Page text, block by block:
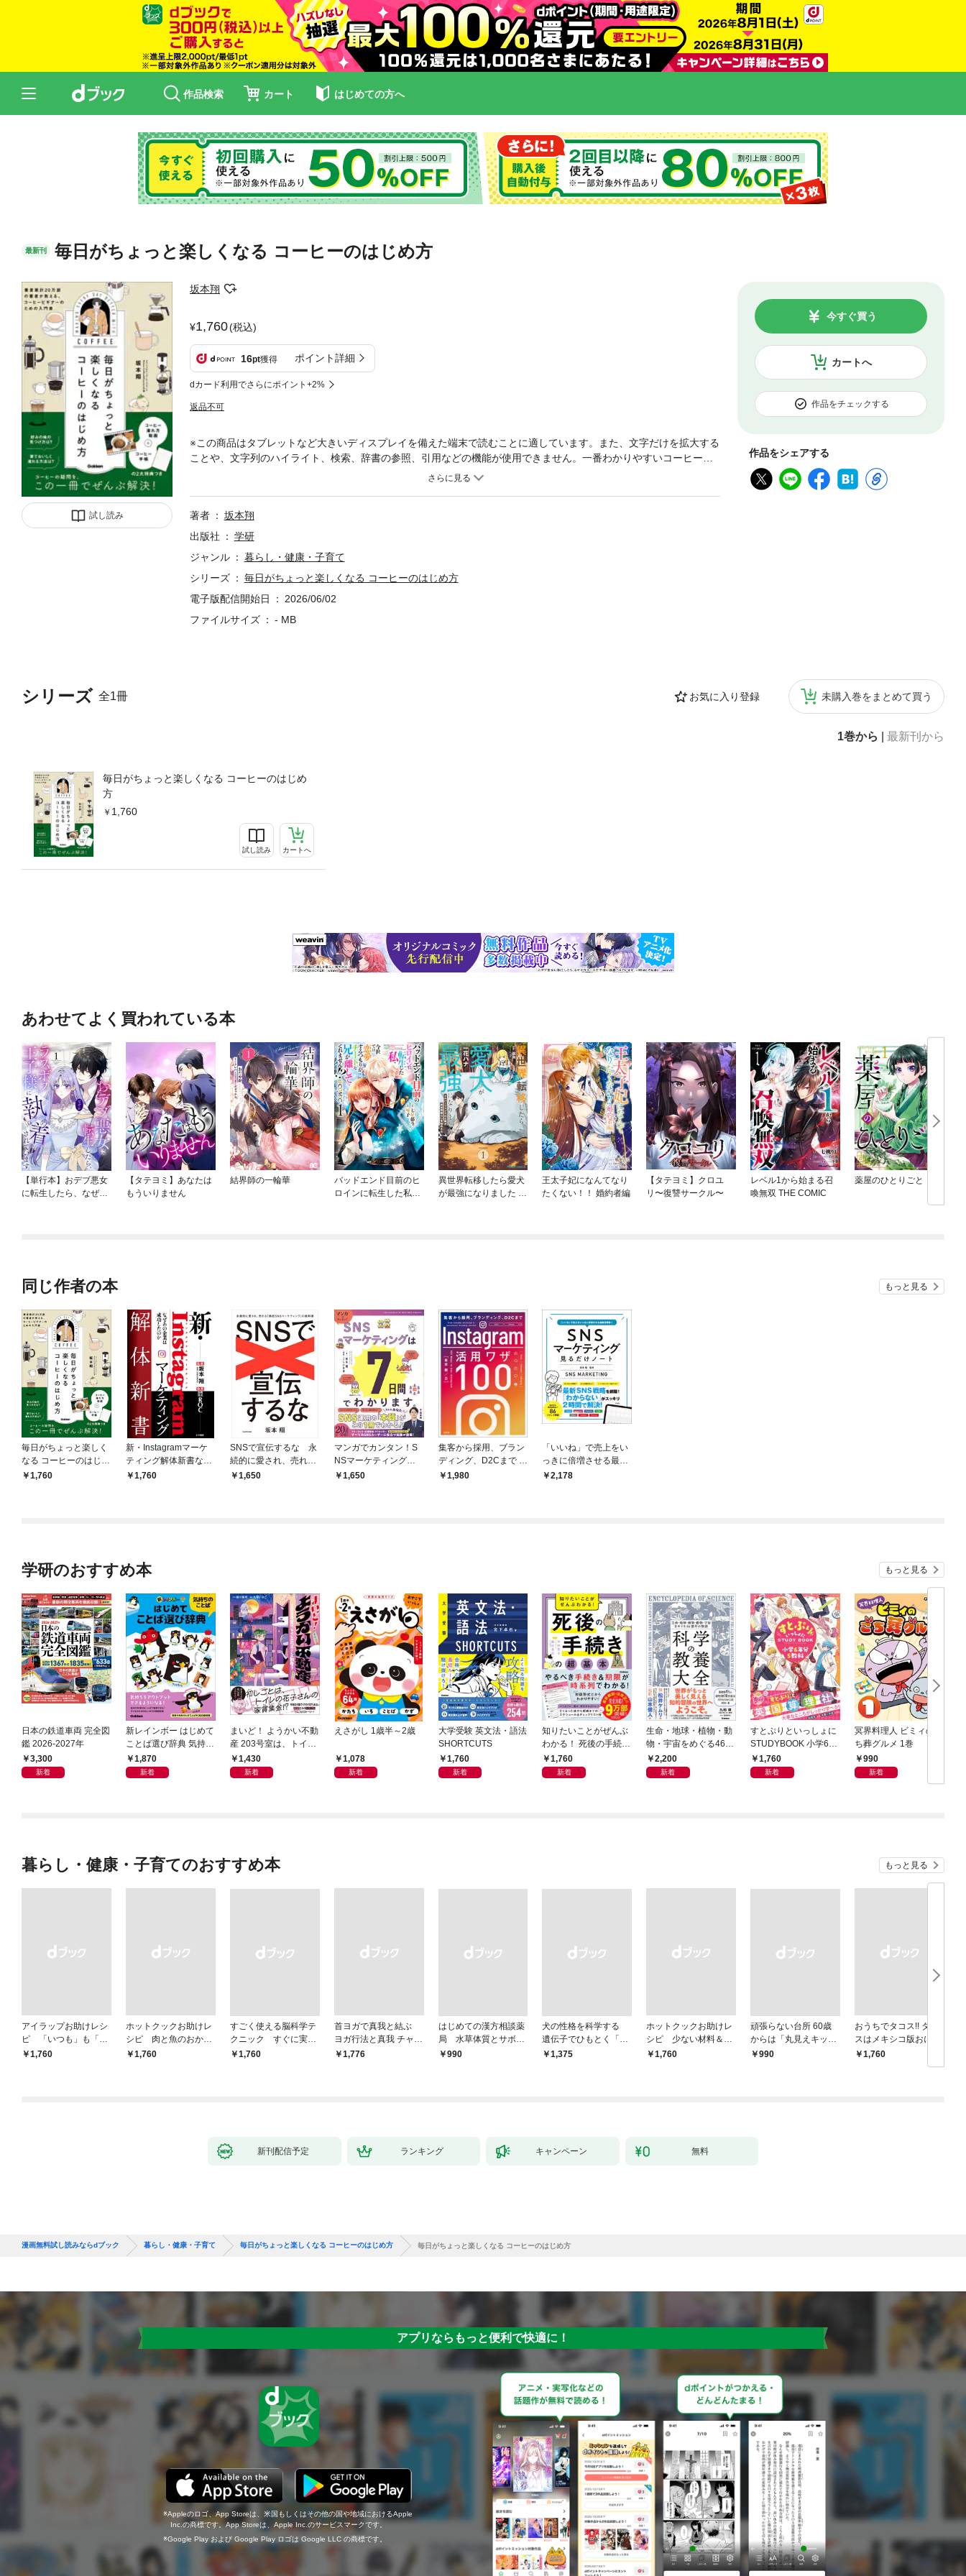
作品検索 カート はじめての方へ
最新刊 毎日がちょっと楽しくなる コーヒーのはじめ方
試し読み
坂本翔
1,760(税込)
16pt獲得 ポイント詳細
dカード利用でさらにポイント+2%
返品不可
カートへ
今すぐ買う
作品をチェックする
作品をシェアする
シリーズ 全1冊 お気に入り登録 未購入巻をまとめて買う
1巻から 最新刊から
毎日がちょっと楽しくなる コーヒーのはじめ
方
1,760
試し読み カートへ
※この商品はタブレットなど大きいディスプレイを備えた端末で読むことに適しています。また、文字だけを拡大する
ことや、文字列のハイライト、検索、辞書の参照、引用などの機能が使用できません。一番わかりやすいコーヒーの
ガイドブックが誕生！コーヒービギナーでも楽しく学べるよう、コーヒーにまつわる身近な疑問をイラストと図解で
著者
坂本翔
出版社
学研
ジャンル
暮らし・健康・子育て
シリーズ
毎日がちょっと楽しくなる コーヒーのはじめ方
電子版配信開始日
2026/06/02
ファイルサイズ
- MB
あわせてよく買われている本
【単行本】おデブ悪女
に転生したら、なぜか
【タテヨミ】あなたは
もういりません
結界師の一輪華
バッドエンド目前のヒ
ロインに転生した私、
異世界転移したら愛犬
が最強になりました ～
王太子妃になんてなり
たくない！！ 婚約者編
【タテヨミ】クロユ
リ〜復讐サークル〜
レベル1から始まる召
喚無双 THE COMIC
薬屋のひとりごと
同じ作者の本 もっと見る
毎日がちょっと楽しく
なる コーヒーのはじめ
方1,760
新・Instagramマーケ
ティング解体新書なぜ
あの企業は成功したの
1,760
SNSで宣伝するな 永
続的に愛され、売れる
「熱狂SNSマーケティ
1,650
マンガでカンタン！S
NSマーケティングは7
日間でわかります。
1,650
集客から採用、ブラン
ディング、D2Cまで In
stagram活用ワザ100
1,980
「いいね」で売上をい
っきに倍増させる最新
活用術！ SNSマーケテ
2,178
学研のおすすめ本 もっと見る
日本の鉄道車両 完全図
鑑 2026-2027年
3,300
新着
新レインボー はじめて
ことば選び辞典 気持ち
のことば
1,870
新着
まいど！ ようかい不動
産 203号室は、トイレ
の花子さんの部屋？
1,430
新着
えさがし 1歳半～2歳
1,078
新着
大学受験 英文法・語法
SHORTCUTS
1,760
新着
知りたいことがぜんぶ
わかる！ 死後の手続き
の超基本
1,760
新着
生命・地球・植物・動
物・宇宙をめぐる46億
年の物語 科学の教養大
全
2,200
新着
すとぷりといっしょに
STUDYBOOK 小学6年
分5教科
1,760
新着
冥界料理人 ビミィのご
ち葬グルメ 1巻
990
新着
暮らし・健康・子育てのおすすめ本 もっと見る
アイラップお助けレシ
ピ 「いつも」も「も
しも」もおいしい！
￥1,760
ホットクックお助けレ
シピ 肉と魚のおか
ず 少ない材料＆調味
￥1,760
すごく使える脳科学テ
クニック すぐに実践
したくなる
￥1,760
首ヨガで真我と結ぶ
ヨガ行法と真我 チャク
ラと真我の関係 クンダ
￥1,776
はじめての漢方相談薬
局 水草体質とサボテ
ン体質
￥990
犬の性格を科学する
遺伝子でひもとく「最
良の友」の進化
￥1,375
ホットクックお助けレ
シピ 少ない材料＆調
味料で、あとはスイッ
￥1,760
頑張らない台所 60歳
からは「丸見えキッチ
ン」でラクしておいし
￥990
おうちでタコス!! タコ
スはメキシコ版おにぎ
りだ！
￥1,760
新刊配信予定 ランキング キャンペーン 無料
漫画無料試し読みならdブック 暮らし・健康・子育て 毎日がちょっと楽しくなる コーヒーのはじめ方 毎日がちょっと楽しくなる コーヒーのはじめ方
アプリならもっと便利で快適に！
Appleのロゴ、App Storeは、米国もしくはその他の国や地域におけるApple
Inc.の商標です。App Storeは、Apple Inc.のサービスマークです。
Google Play および Google Play ロゴは Google LLC の商標です。